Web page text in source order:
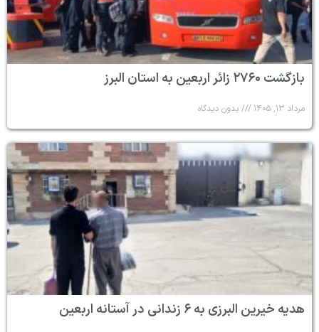
بازگشت ۲۷۶۰ زائر اربعین به استان البرز
مرداد ۱۳, ۱۴۰۵ بدون دیدگاه
هدیه خیرین البرزی به ۶ زندانی در آستانه اربعین